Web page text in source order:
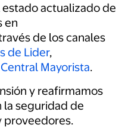
estado actualizado de
en
de los canales
de Lider,
Central Mayorista.
y reafirmamos
seguridad de
proveedores.